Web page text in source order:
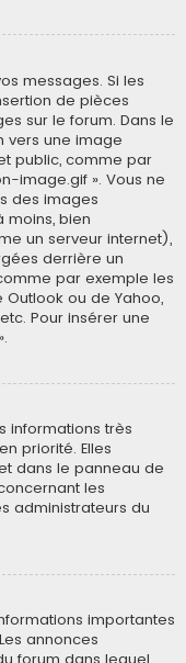
messages. Si les
de pièces
sur le forum. Dans le
vers une image
public, comme par
image.gif ». Vous ne
des images
bien
un serveur internet),
derrière un
par exemple les
ou de Yahoo,
Pour insérer une
informations très
priorité. Elles
dans le panneau de
les
administrateurs du
importantes
annonces